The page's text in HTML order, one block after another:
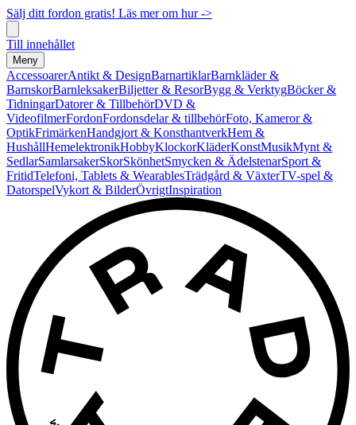
Sälj ditt fordon gratis! Läs mer om hur ->
Till innehållet
Meny
AccessoarerAntikt & DesignBarnartiklarBarnkläder &
BarnskorBarnleksakerBiljetter & ResorBygg & VerktygBöcker &
TidningarDatorer & TillbehörDVD &
VideofilmerFordonFordonsdelar & tillbehörFoto, Kameror &
OptikFrimärkenHandgjort & KonsthantverkHem &
HushållHemelektronikHobbyKlockorKläderKonstMusikMynt &
SedlarSamlarsakerSkorSkönhetSmycken & ÄdelstenarSport &
FritidTelefoni, Tablets & WearablesTrädgård & VäxterTV-spel &
DatorspelVykort & BilderÖvrigtInspiration